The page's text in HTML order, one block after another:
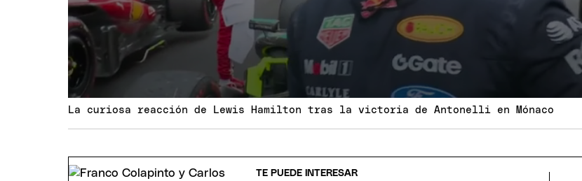
La curiosa reacción de Lewis Hamilton tras la victoria de Antonelli en Mónaco
TE PUEDE INTERESAR